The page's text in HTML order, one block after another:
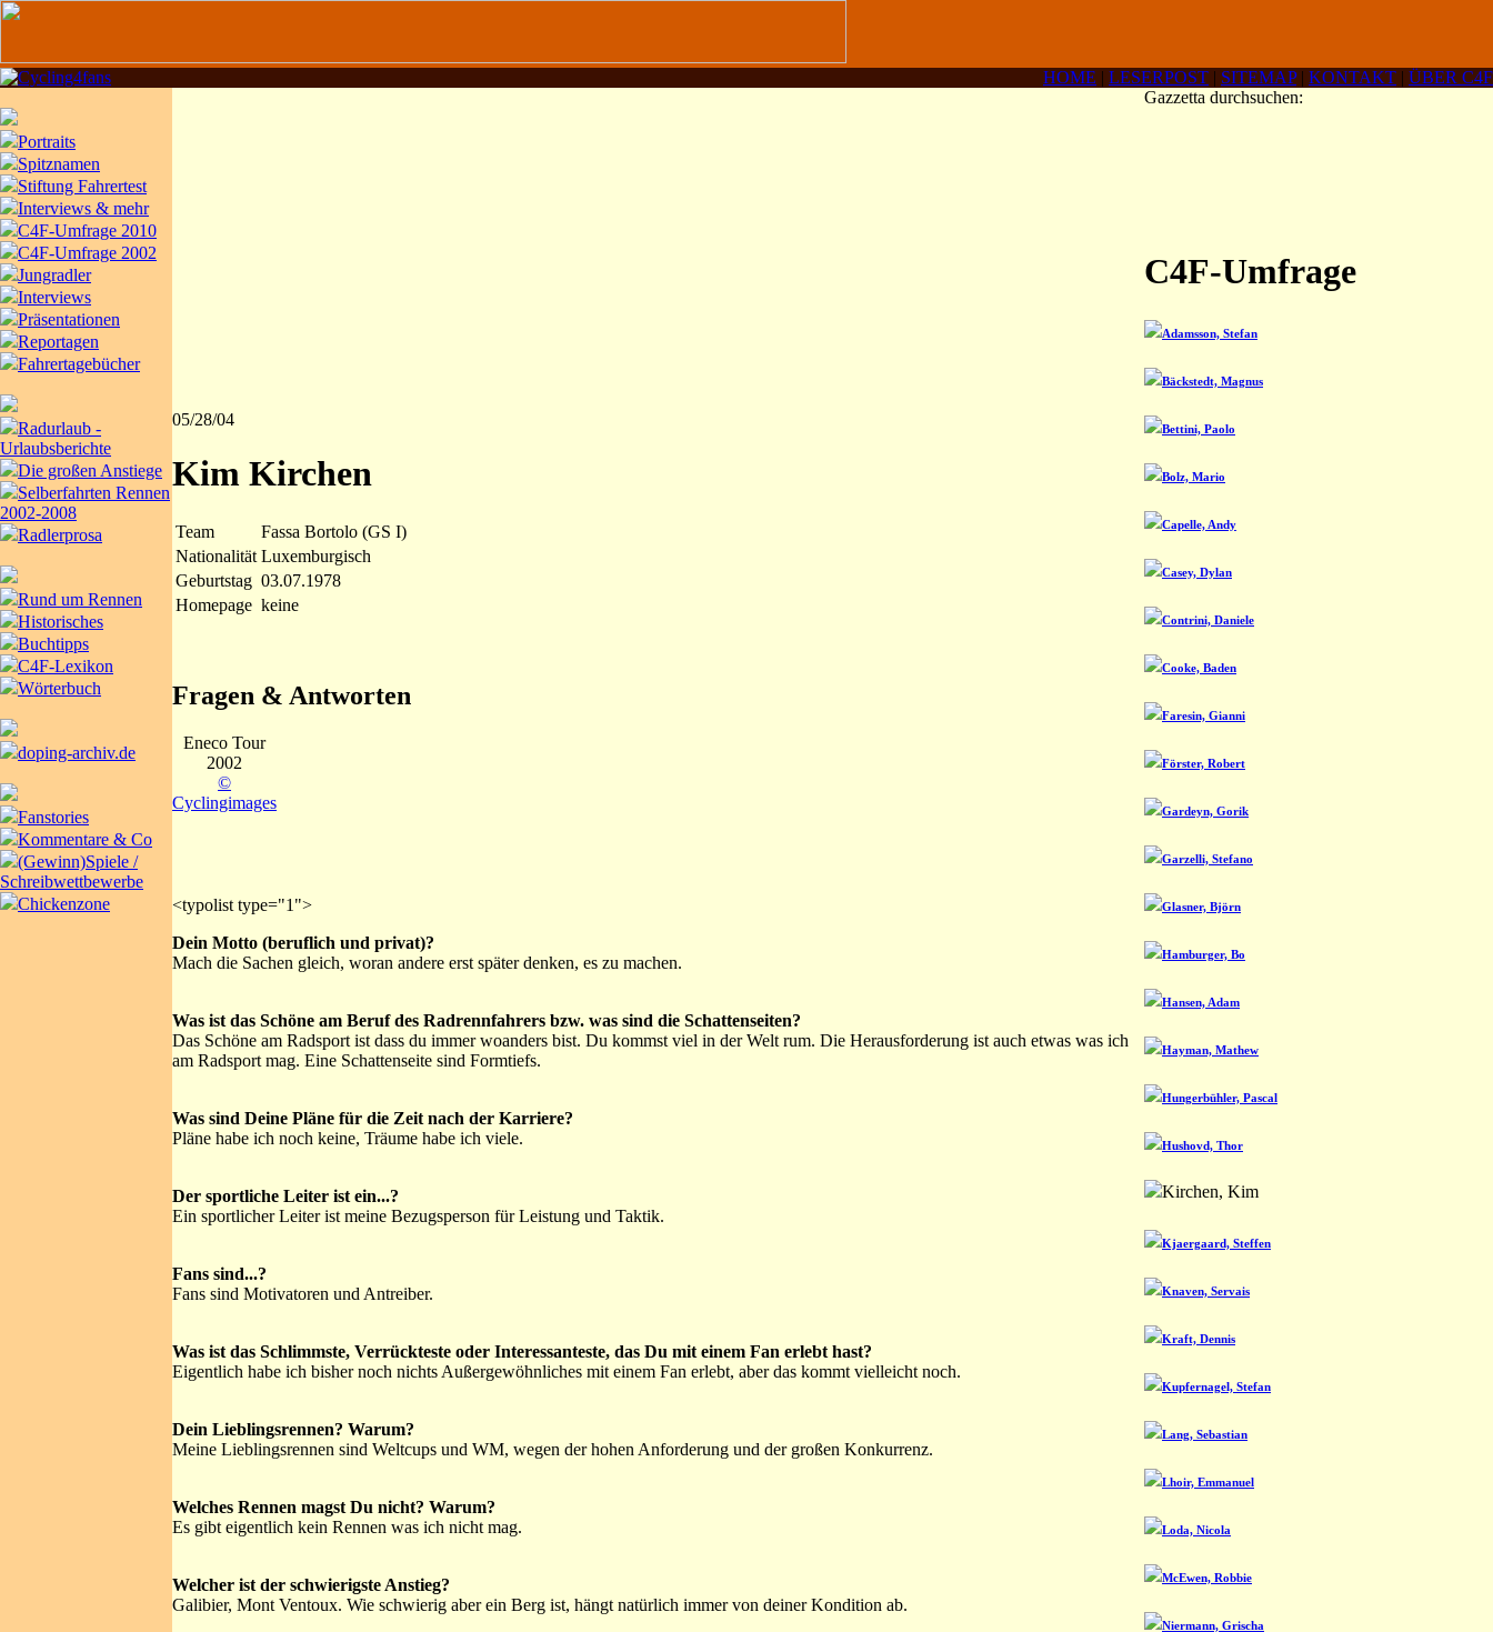
HOME | LESERPOST | SITEMAP| KONTAKT | ÜBER C4F
Portraits
Spitznamen
Stiftung Fahrertest
Interviews & mehr
C4F-Umfrage 2010
C4F-Umfrage 2002
Jungradler
Interviews
Präsentationen
Reportagen
Fahrertagebücher
Radurlaub -
Urlaubsberichte
Die großen Anstiege
Selberfahrten Rennen
2002-2008
Radlerprosa
Rund um Rennen
Historisches
Buchtipps
C4F-Lexikon
Wörterbuch
doping-archiv.de
Fanstories
Kommentare & Co
(Gewinn)Spiele /
Schreibwettbewerbe
Chickenzone
05/28/04
Kim Kirchen
Team
Fassa Bortolo (GS I)
Nationalität Luxemburgisch
Geburtstag 03.07.1978
Homepage keine
Fragen & Antworten
Eneco Tour
2002
©
Cyclingimages
<typolist type="1">
Dein Motto (beruflich und privat)?
Mach die Sachen gleich, woran andere erst später denken, es zu machen.
Was ist das Schöne am Beruf des Radrennfahrers bzw. was sind die Schattenseiten?
Das Schöne am Radsport ist dass du immer woanders bist. Du kommst viel in der Welt rum. Die Herausforderung ist auch etwas was ich
am Radsport mag. Eine Schattenseite sind Formtiefs.
Was sind Deine Pläne für die Zeit nach der Karriere?
Pläne habe ich noch keine, Träume habe ich viele.
Der sportliche Leiter ist ein...?
Ein sportlicher Leiter ist meine Bezugsperson für Leistung und Taktik.
Fans sind...?
Fans sind Motivatoren und Antreiber.
Was ist das Schlimmste, Verrückteste oder Interessanteste, das Du mit einem Fan erlebt hast?
Eigentlich habe ich bisher noch nichts Außergewöhnliches mit einem Fan erlebt, aber das kommt vielleicht noch.
Dein Lieblingsrennen? Warum?
Meine Lieblingsrennen sind Weltcups und WM, wegen der hohen Anforderung und der großen Konkurrenz.
Welches Rennen magst Du nicht? Warum?
Es gibt eigentlich kein Rennen was ich nicht mag.
Welcher ist der schwierigste Anstieg?
Galibier, Mont Ventoux. Wie schwierig aber ein Berg ist, hängt natürlich immer von deiner Kondition ab.
Gazzetta durchsuchen:
C4F-Umfrage
Adamsson, Stefan
Bäckstedt, Magnus
Bettini, Paolo
Bolz, Mario
Capelle, Andy
Casey, Dylan
Contrini, Daniele
Cooke, Baden
Faresin, Gianni
Förster, Robert
Gardeyn, Gorik
Garzelli, Stefano
Glasner, Björn
Hamburger, Bo
Hansen, Adam
Hayman, Mathew
Hungerbühler, Pascal
Hushovd, Thor
Kirchen, Kim
Kjaergaard, Steffen
Knaven, Servais
Kraft, Dennis
Kupfernagel, Stefan
Lang, Sebastian
Lhoir, Emmanuel
Loda, Nicola
McEwen, Robbie
Niermann, Grischa